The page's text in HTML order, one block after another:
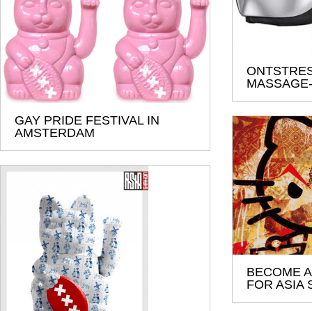
GAY PRIDE FESTIVAL IN
AMSTERDAM
BECOME
FOR ASIA